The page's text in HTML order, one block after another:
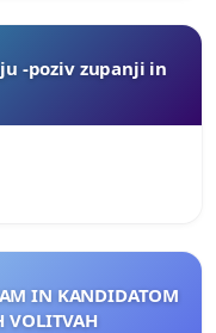
-poziv zupanji in
IN KANDIDATOM
VOLITVAH